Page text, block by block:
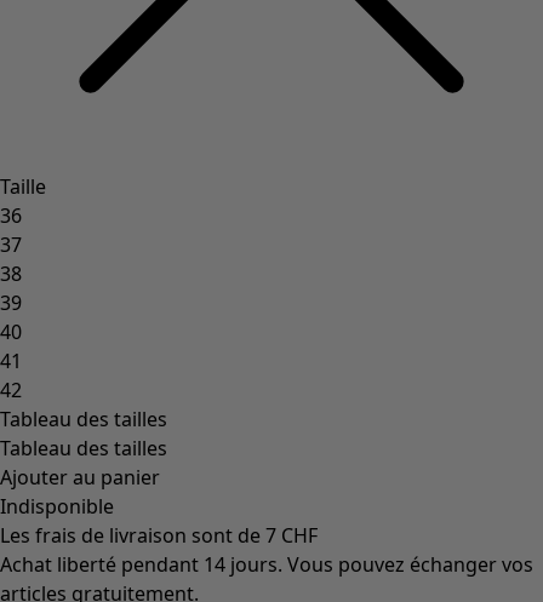
Les classiques de Gudrun
Des tournesols pour le HCR